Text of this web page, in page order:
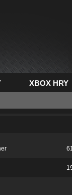
XBOX HRY